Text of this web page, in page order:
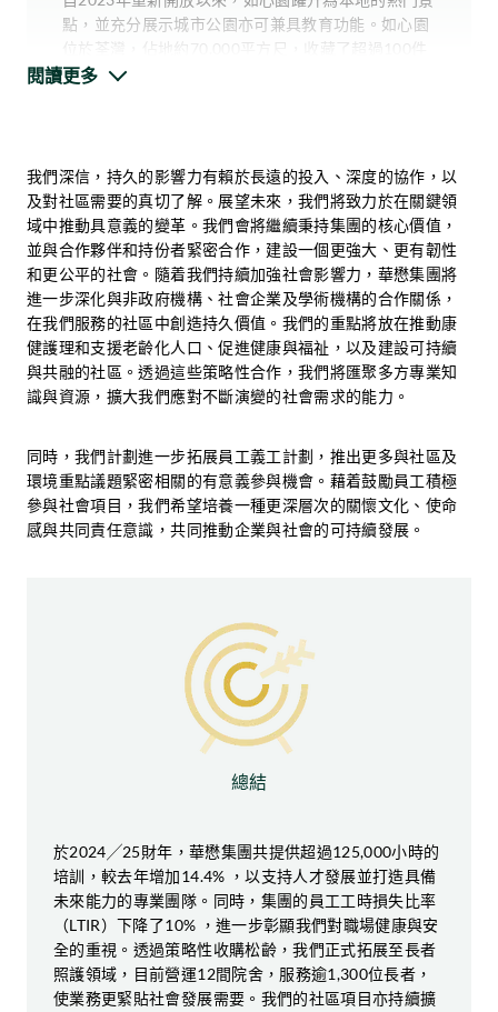
享受充實的晚年是每一位長者
應有的權利。我們致力支援院
友在身、心、社、靈各方面的
發展。
這突顯了華懋集團和松齡在促進跨代共融以及社會可
「點『心』藝嚐」
「點『心』藝嚐」以回憶療法為設計理念，讓患有認
知障礙症的長者能夠喚醒舊日記憶，透過創意表達重
項目結合了藝術創作和社區參與，在加強社區韌性與
凝聚力的同時，促進跨代共融。整個項目分為四個階
段，透過長者熟悉的點心文化，喚起其情感連結與認
知反應。長者親手創作陶瓷點心藝術品，通過具療癒
與互動的活動，促進社交互動和精神健康。
多位來自中學及青年團體的義工接受專門的培訓，學
>90%
的參加者表示從鼓樂活動中認識到新的健康益處
>85%
的參與者感到與本地社區的連繫感有所加強
這些結果印證了該系列活動不但提供充滿感染力的文
化體驗，更是一個強效的平台，推動社會連結、情緒
點，並充分展示城市公園亦可兼具教育功能。如心園
位於荃灣，佔地約70,000平方尺，收藏了超過100件
珍貴的木化石，結合自然歷史與公眾參與的元素。
平台，涵蓋地球地質歷史、環境科學及可持續發展等
主題。當中的木化石體驗館劃分16個主題區，透過互
動展品將複雜的科學概念轉化為簡單易明、有趣好玩
的學習體驗，適合不同年齡層的訪客參與。
和數學（STEAM）元素，透過三大核心教學環節，包
括動手實驗、科學探究及創意活動，幫助學生深入理
解可持續發展的理念與實踐。除課堂之外，公園亦設
有導賞團、互動工作坊及親子遊戲，供家庭、遊客及
終身學習者沉浸式參與。
>285,506 人次
閱讀更多
我們深信，持久的影響力有賴於長遠的投入、深度的協作，以
及對社區需要的真切了解。展望未來，我們將致力於在關鍵領
域中推動具意義的變革。我們會將繼續秉持集團的核心價值，
並與合作夥伴和持份者緊密合作，建設一個更強大、更有韌性
和更公平的社會。隨着我們持續加強社會影響力，華懋集團將
進一步深化與非政府機構、社會企業及學術機構的合作關係，
在我們服務的社區中創造持久價值。我們的重點將放在推動康
健護理和支援老齡化人口、促進健康與福祉，以及建設可持續
與共融的社區。透過這些策略性合作，我們將匯聚多方專業知
識與資源，擴大我們應對不斷演變的社會需求的能力。
同時，我們計劃進一步拓展員工義工計劃，推出更多與社區及
環境重點議題緊密相關的有意義參與機會。藉着鼓勵員工積極
參與社會項目，我們希望培養一種更深層次的關懷文化、使命
感與共同責任意識，共同推動企業與社會的可持續發展。
總結
於2024╱25財年，華懋集團共提供超過125,000小時的
培訓，較去年增加14.4% ，以支持人才發展並打造具備
未來能力的專業團隊。同時，集團的員工工時損失比率
（LTIR）下降了10% ，進一步彰顯我們對職場健康與安
全的重視。透過策略性收購松齡，我們正式拓展至長者
照護領域，目前營運12間院舍，服務逾1,300位長者，
使業務更緊貼社會發展需要。我們的社區項目亦持續擴